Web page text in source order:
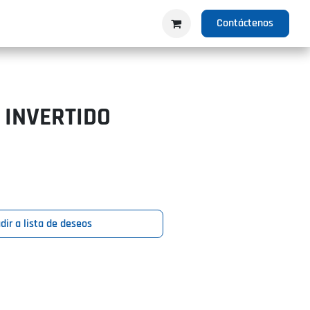
Contáctenos
a lista de deseos